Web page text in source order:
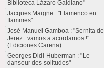
Biblioteca Lázaro Galdiano"
Jacques Maigne : "Flamenco en
flammes"
José Manuel Gamboa : "Sernita de
Jerez : vamos a acordarnos !"
(Ediciones Carena)
Georges Didi-Huberman : "Le
danseur des solitudes"